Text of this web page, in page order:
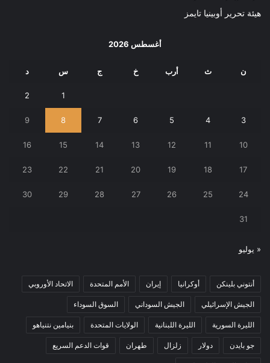
هيئة تحرير أوبينيا تايمز
أغسطس 2026
ن ث أرب خ ج س د
1
2
3
4
5
6
7
8
9
10
11
12
13
14
15
16
17
18
19
20
21
22
23
24
25
26
27
28
29
30
31
« يوليو
أنتوني بلينكن أوكرانيا إيران الأمم المتحدة الاتحاد الأوروبي
الجيش الإسرائيلي الجيش السوداني السوق السوداء
الليرة السورية الليرة اللبنانية الولايات المتحدة بنيامين نتنياهو
جو بايدن دولار زلزال طهران قوات الدعم السريع